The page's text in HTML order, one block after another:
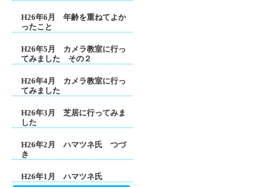
H26年6月 年齢を重ねてよか
ったこと
H26年5月 カメラ教室に行っ
てみました その２
H26年4月 カメラ教室に行っ
てみました
H26年3月 芝居に行ってみま
した
H26年2月 ハマツネ氏 つづ
き
H26年1月 ハマツネ氏